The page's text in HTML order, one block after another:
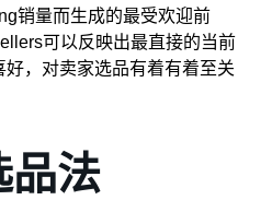
销量而生成的最受欢迎前
可以反映出最直接的当前
，对卖家选品有着有着至关
品法